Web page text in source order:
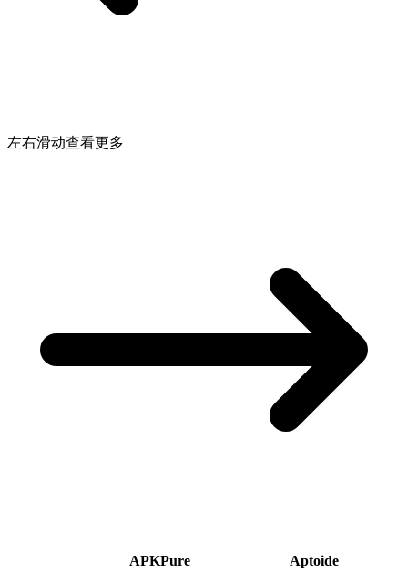
左右滑动查看更多
APKPure
Aptoide